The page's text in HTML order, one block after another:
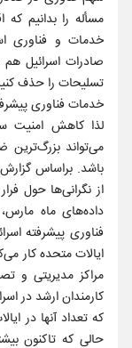
خدمات و فناوری
صادرات اسرائیل
تسلیحات را حذف
خدمات فناوری
لذا کاهش امنیت
می‌تواند بزرگ‌ترین
از نگرانی‌ها حول
فناوری پیشرفته
ایالات متحده کار
مراکز مدیریتی و
که تعداد آنها در
حالی که تاکنون